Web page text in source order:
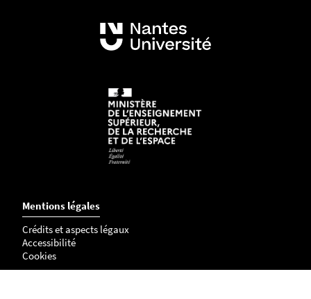
Mentions légales
Crédits et aspects légaux
Accessibilité
Cookies